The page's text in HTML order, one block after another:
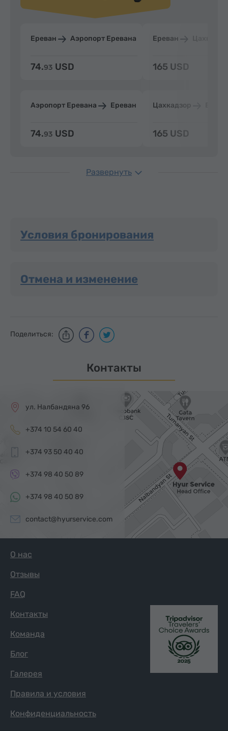
Ереван Аэропорт Еревана
74.93 USD
Аэропорт Еревана Ереван
74.93 USD
Ереван
165 USD
Цахкадзор
165 USD
Развернуть
Условия бронирования
Отмена и изменение
Поделиться:
Контакты
ул. Налбандяна 96
+374 10 54 60 40
+374 93 50 40 40
+374 98 40 50 89
+374 98 40 50 89
contact@hyurservice.com
О нас
Отзывы
FAQ
Контакты
Команда
Блог
Галерея
Правила и условия
Конфиденциальность